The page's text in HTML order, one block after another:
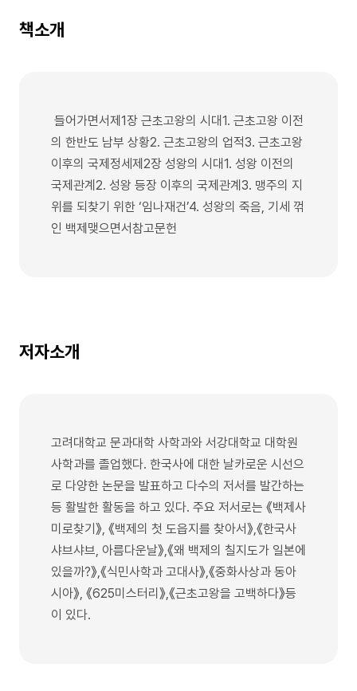
책소개
들어가면서제1장 근초고왕의 시대1. 근초고왕 이전
의 한반도 남부 상황2. 근초고왕의 업적3. 근초고왕
이후의 국제정세제2장 성왕의 시대1. 성왕 이전의
국제관계2. 성왕 등장 이후의 국제관계3. 맹주의 지
위를 되찾기 위한 ‘임나재건’4. 성왕의 죽음, 기세 꺾
인 백제맺으면서참고문헌
저자소개
고려대학교 문과대학 사학과와 서강대학교 대학원
사학과를 졸업했다. 한국사에 대한 날카로운 시선으
로 다양한 논문을 발표하고 다수의 저서를 발간하는
등 활발한 활동을 하고 있다. 주요 저서로는 《백제사
미로찾기》, 《백제의 첫 도읍지를 찾아서》,《한국사
샤브샤브, 아름다운날》,《왜 백제의 칠지도가 일본에
있을까?》,《식민사학과 고대사》,《중화사상과 동아
시아》, 《625미스터리》,《근초고왕을 고백하다》등
이 있다.